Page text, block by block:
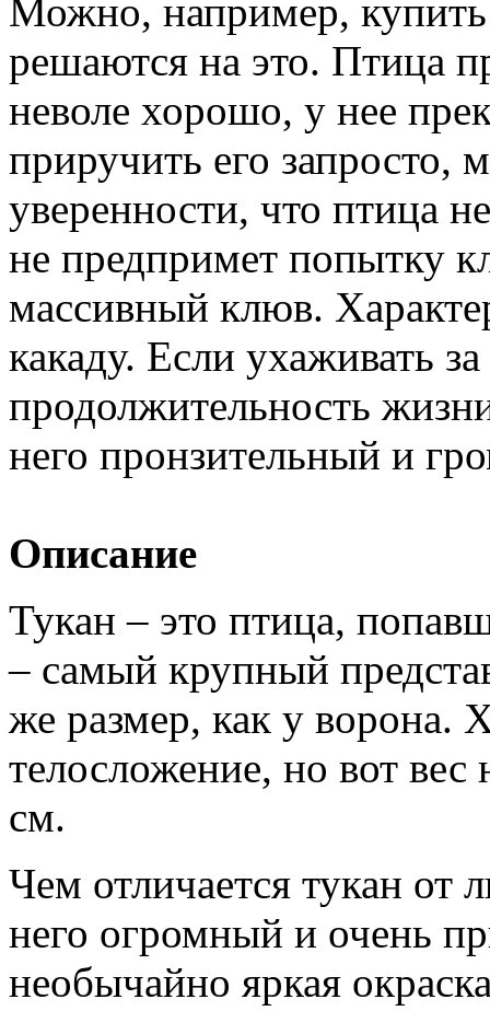
Можно, например, купить
решаются на это. Птица
неволе хорошо, у нее
приручить его запросто,
уверенности, что птица
не предпримет попытку
массивный клюв.
какаду. Если ухаживать
продолжительность
него пронзительный и
Описание
Тукан – это птица,
– самый крупный
же размер, как у ворона.
телосложение, но вот
см.
Чем отличается тукан
него огромный и очень
необычайно яркая